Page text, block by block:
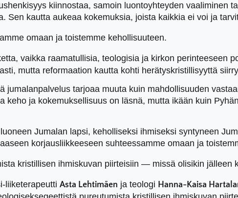
kiinnostaa, samoin luontoyhteyden vaaliminen
Sen kautta aukeaa kokemuksia, joista kaikkia ei voi ja
omaan ja toistemme kehollisuuteen.
vaikka raamatullisia, teologisia ja kirkon perinteeseen
mutta reformaation kautta kohti herätyskristillisyyttä
jumalanpalvelus tarjoaa muuta kuin mahdollisuuden
ja kokemuksellisuus on läsnä, mutta ikään kuin
Jumalan lapsi, keholliseksi ihmiseksi syntyneen
korjausliikkeeseen suhteessamme omaan ja
kristillisen ihmiskuvan piirteisiin — missä olisikin jälleen
liiketerapeutti Asta Lehtimäen ja teologi Hanna-Kaisa